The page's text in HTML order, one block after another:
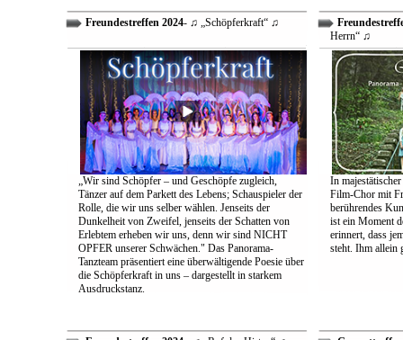
Freundestreffen 2024- ♫ „Schöpferkraft“ ♫
„Wir sind Schöpfer – und Geschöpfe zugleich,
Tänzer auf dem Parkett des Lebens; Schauspieler der
Rolle, die wir uns selber wählen. Jenseits der
Dunkelheit von Zweifel, jenseits der Schatten von
Erlebtem erheben wir uns, denn wir sind NICHT
OPFER unserer Schwächen." Das Panorama-
Tanzteam präsentiert eine überwältigende Poesie über
die Schöpferkraft in uns – dargestellt in starkem
Ausdruckstanz.
Herrn“ ♫
In
Film-Chor mit
berührendes
ist ein Moment
erinnert, dass
steht. Ihm allein